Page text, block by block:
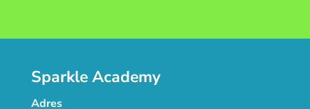
Sparkle Academy
Adres